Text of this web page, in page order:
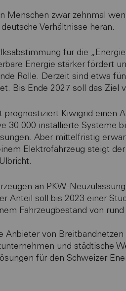
Menschen zwar zehnmal
Verhältnisse heran.
für die
Energie stärker fördert
Rolle. Derzeit sind etwa
Bis Ende 2027 soll das Ziel
prognostiziert Kiwigrid einen
30.000 installierte Systeme
Aber mittelfristig
Elektrofahrzeug steigt
an PKW-
Anteil soll bis 2023 einer
Fahrzeugbestand von
von
und städtische
für den Schweizer